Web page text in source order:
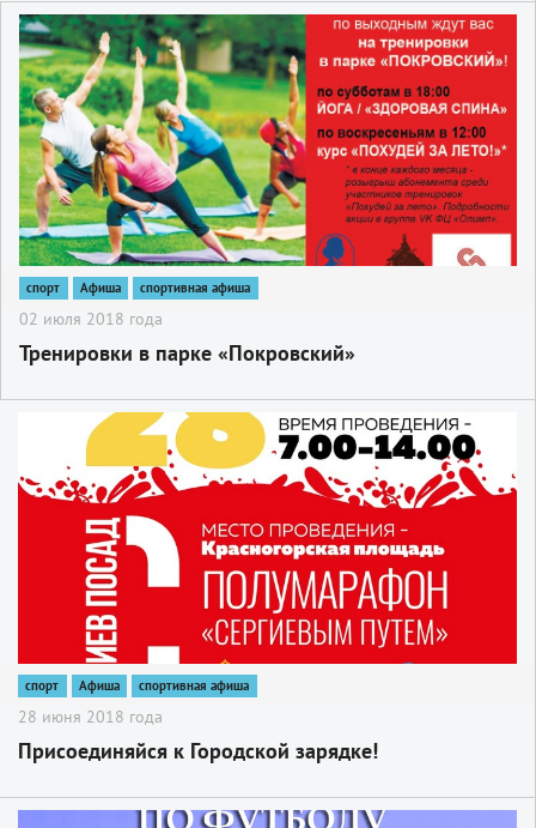
2
спорт Афиша спортивная афиша
02 июля 2018 года
Тренировки в парке «Покровский»
спорт Афиша спортивная афиша
28 июня 2018 года
Присоединяйся к Городской зарядке!